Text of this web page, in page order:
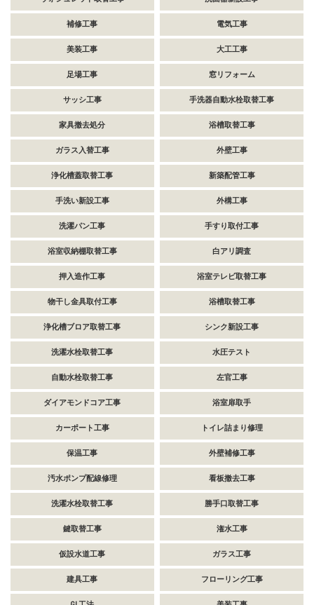
補修工事 電気工事
美装工事 大工工事
足場工事 窓リフォーム
サッシ工事 手洗器自動水栓取替工事
家具撤去処分 浴槽取替工事
ガラス入替工事 外壁工事
浄化槽蓋取替工事 新築配管工事
手洗い新設工事 外構工事
洗濯パン工事 手すり取付工事
浴室収納棚取替工事 白アリ調査
押入造作工事 浴室テレビ取替工事
物干し金具取付工事 浴槽取替工事
浄化槽ブロア取替工事 シンク新設工事
洗濯水栓取替工事 水圧テスト
自動水栓取替工事 左官工事
ダイアモンドコア工事 浴室扉取手
カーポート工事 トイレ詰まり修理
保温工事 外壁補修工事
汚水ポンプ配線修理 看板撤去工事
洗濯水栓取替工事 勝手口取替工事
鍵取替工事 潅水工事
仮設水道工事 ガラス工事
建具工事 フローリング工事